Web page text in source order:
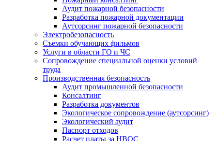
Аудит пожарной безопасности
Разработка пожарной документации
Аутсорсинг пожарной безопасности
Электробезопасность
Съемки обучающих фильмов
Услуги в области ГО и ЧС
Сопровождение специальной оценки условий
труда
Производственная безопасность
Аудит промышленной безопасности
Консалтинг
Разработка документов
Экологическое сопровождение (аутсорсинг)
Экологический аудит
Паспорт отходов
Расчет платы за НВОС